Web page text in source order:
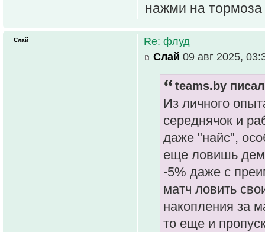
нажми на
Re: флуд
Слай 09 авг 2025,
teams.by
Из личного
середнячок и
даже "найс",
еще ловишь
-5% даже с
матч ловить
накопления за
то еще и
Слай